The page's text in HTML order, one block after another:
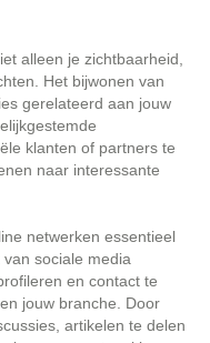
alleen je zichtbaarheid,
Het bijwonen van
gerelateerd aan jouw
klanten of partners te
naar interessante
netwerken essentieel
sociale media
en contact te
jouw branche. Door
artikelen te delen